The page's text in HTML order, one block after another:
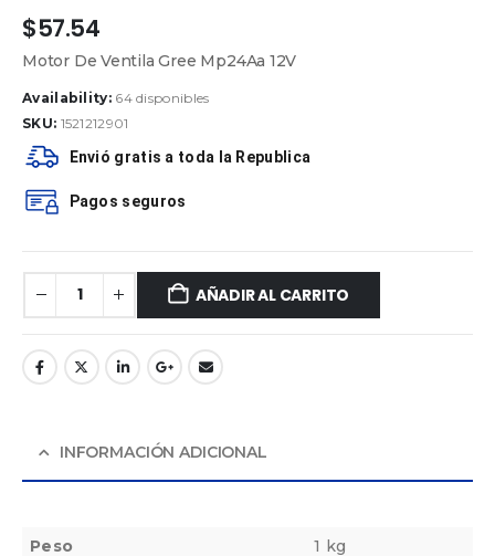
$57.54
Motor De Ventila Gree Mp24Aa 12V
Availability: 64 disponibles
SKU: 1521212901
Envió gratis a toda la Republica
Pagos seguros
AÑADIR AL CARRITO
INFORMACIÓN ADICIONAL
Peso
1 kg